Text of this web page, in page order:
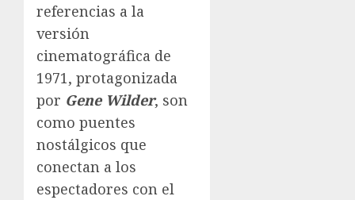
referencias a la
versión
cinematográfica de
1971, protagonizada
por Gene Wilder, son
como puentes
nostálgicos que
conectan a los
espectadores con el